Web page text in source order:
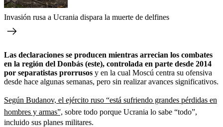
Invasión rusa a Ucrania dispara la muerte de delfines
Las declaraciones se producen mientras arrecian los combates
en la región del Donbás (este), controlada en parte desde 2014
por separatistas prorrusos y en la cual Moscú centra su ofensiva
desde hace algunas semanas, pero sin realizar avances significativos.
Según Budanov, el ejército ruso “está sufriendo grandes pérdidas en
hombres y armas”, sobre todo porque Ucrania lo sabe “todo”,
incluido sus planes militares.